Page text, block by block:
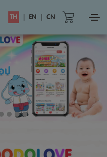
TH | EN | CN